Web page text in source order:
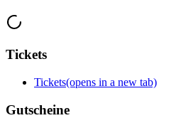
Tickets
Tickets(opens in a new tab)
Gutscheine